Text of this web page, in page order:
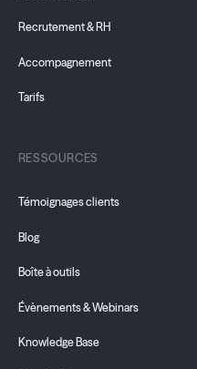
Recrutement & RH
Accompagnement
Tarifs
RESSOURCES
Témoignages clients
Blog
Boîte à outils
Évènements & Webinars
Knowledge Base